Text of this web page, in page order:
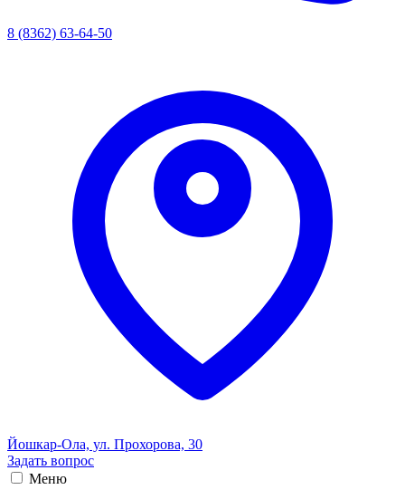
8 (8362) 63-64-50
Йошкар-Ола, ул. Прохорова, 30
Задать вопрос
Меню